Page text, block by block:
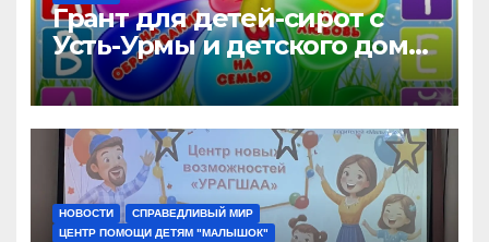
Грант для детей-сирот с
Усть-Урмы и детского дома
“Малышок”
НОВОСТИ
СПРАВЕДЛИВЫЙ МИР
ЦЕНТР ПОМОЩИ ДЕТЯМ "МАЛЫШОК"